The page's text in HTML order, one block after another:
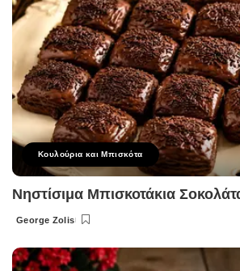
Κουλούρια και Μπισκότα
Νηστίσιμα Μπισκοτάκια
Posted
George Zolis